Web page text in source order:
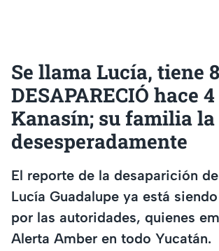
Se llama Lucía, tiene
DESAPARECIÓ hace
Kanasín; su familia la
desesperadamente
El reporte de la desaparición
Lucía Guadalupe ya está
por las autoridades, quienes
Alerta Amber en todo Yucatán.